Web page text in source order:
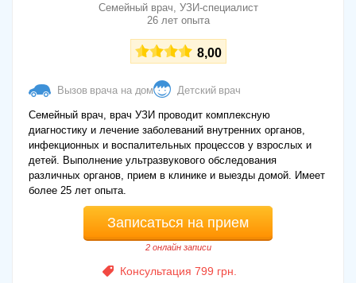
Семейный врач, УЗИ-специалист
26 лет опыта
8,00
Вызов врача на дом Детский врач
Семейный врач, врач УЗИ проводит комплексную
диагностику и лечение заболеваний внутренних органов,
инфекционных и воспалительных процессов у взрослых и
детей. Выполнение ультразвукового обследования
различных органов, прием в клинике и выезды домой. Имеет
более 25 лет опыта.
Записаться на прием
2 онлайн записи
Консультация 799 грн.